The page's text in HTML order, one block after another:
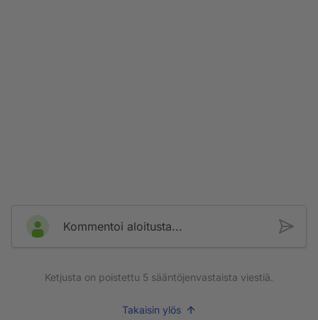
Kommentoi aloitusta...
Ketjusta on poistettu 5 sääntöjenvastaista viestiä.
Takaisin ylös